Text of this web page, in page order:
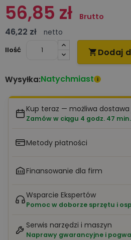
56,85 zł Brutto
46,22 zł
netto
Ilość
 Dodaj
Wysyłka:Natychmiast i
Kup teraz — możliwa dostawa
Zamów w ciągu 4 godz. 47 min.
Metody płatności
Finansowanie dla firm
Wsparcie Ekspertów
Pomoc w doborze sprzętu i
Serwis narzędzi i maszyn
Naprawy gwarancyjne i